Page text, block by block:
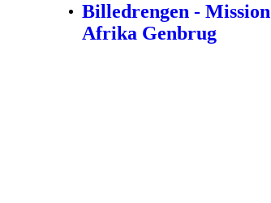
Billedrengen - Mission
Afrika Genbrug